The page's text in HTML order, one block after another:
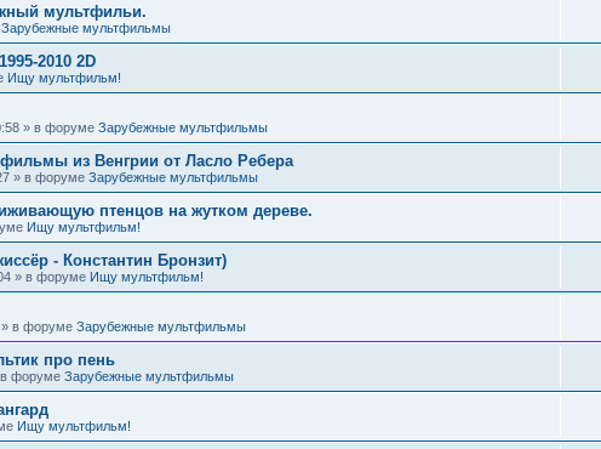
мультфильи.
Зарубежные мультфильмы
2010 2D
Ищу мультфильм!
» в форуме Зарубежные мультфильмы
из Венгрии от Ласло Ребера
» в форуме Зарубежные мультфильмы
птенцов на жутком дереве.
Ищу мультфильм!
- Константин Бронзит)
» в форуме Ищу мультфильм!
» в форуме Зарубежные мультфильмы
про пень
форуме Зарубежные мультфильмы
Ищу мультфильм!